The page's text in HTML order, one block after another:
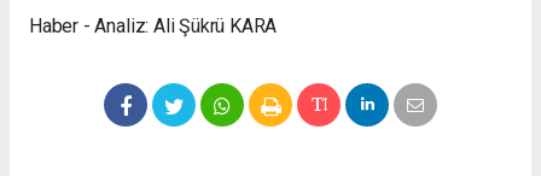
Haber - Analiz: Ali Şükrü KARA